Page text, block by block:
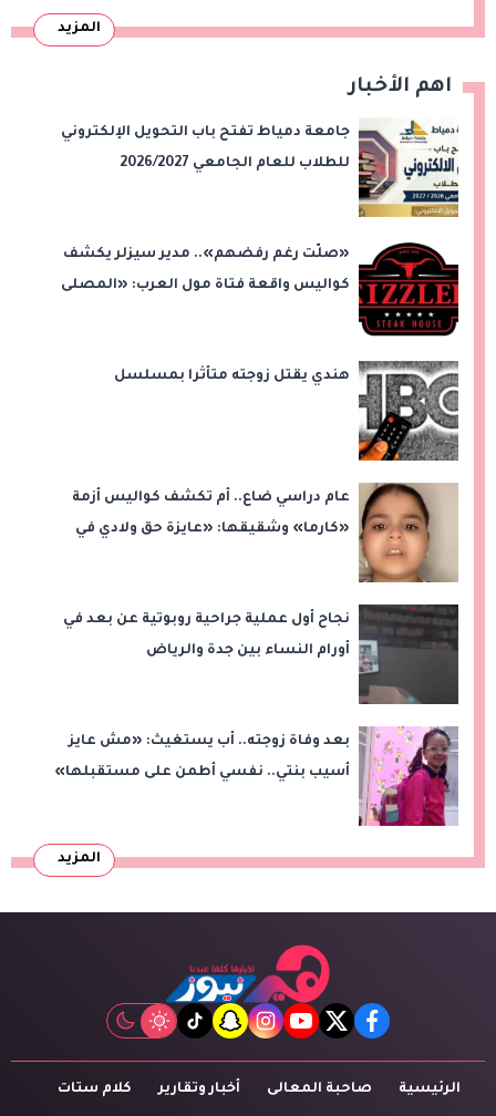
المزيد
اهم الأخبار
جامعة دمياط تفتح باب التحويل الإلكتروني
للطلاب للعام الجامعي 2026/2027
«صلّت رغم رفضهم».. مدير سيزلر يكشف
كواليس واقعة فتاة مول العرب: «المصلى
هندي يقتل زوجته متأثرا بمسلسل
عام دراسي ضاع.. أم تكشف كواليس أزمة
«كارما» وشقيقها: «عايزة حق ولادي في
نجاح أول عملية جراحية روبوتية عن بعد في
أورام النساء بين جدة والرياض
بعد وفاة زوجته.. أب يستغيث: «مش عايز
أسيب بنتي.. نفسي أطمن على مستقبلها»
المزيد
facebook
twitter
youtube
instagram
snapchat
tiktok
الرئيسية صاحبة المعالى أخبار وتقارير كلام ستات